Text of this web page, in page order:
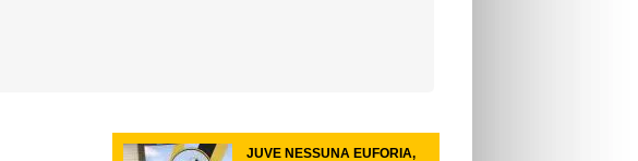
JUVE NESSUNA EUFORIA,